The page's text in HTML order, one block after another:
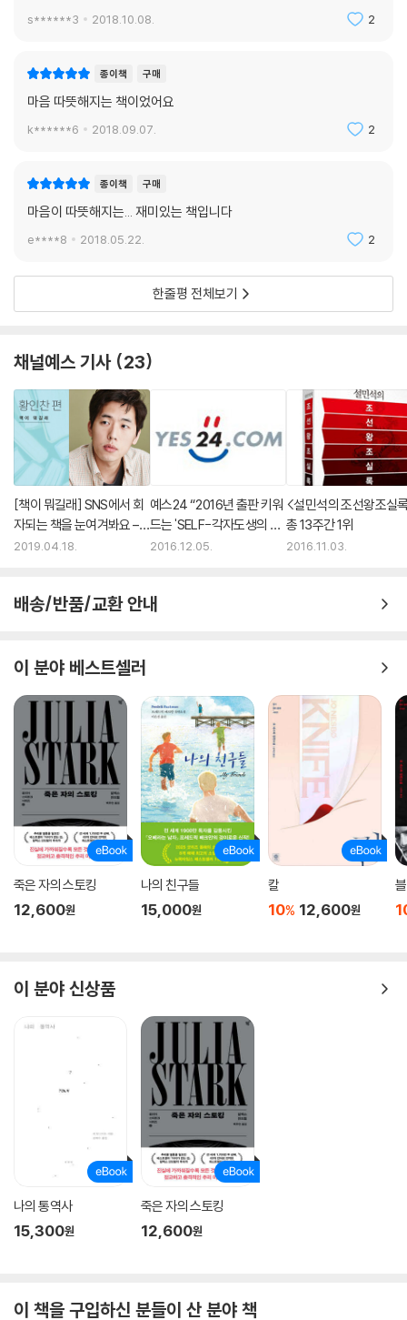
s******3 2018.10.08. 2
종이책 구매
마음 따뜻해지는 책이었어요
k******6 2018.09.07. 2
종이책 구매
마음이 따뜻해지는... 재미있는 책입니다
e****8 2018.05.22. 2
한줄평 전체보기
채널예스 기사 23
[책이 뭐길래] SNS에서 회
자되는 책을 눈여겨봐요 –
황인찬 편
2019.04.18.
예스24 “2016년 출판 키워
드는 'SELF-각자도생의 시
대’”
2016.12.05.
<설민석의 조선왕조실
총 13주간 1위
2016.11.03.
배송/반품/교환 안내
이 분야 베스트셀러
죽은 자의 스토킹
12,600원
나의 친구들
15,000원
칼
10% 12,600원
이 분야 신상품
나의 통역사
15,300원
죽은 자의 스토킹
12,600원
이 책을 구입하신 분들이 산 분야 책